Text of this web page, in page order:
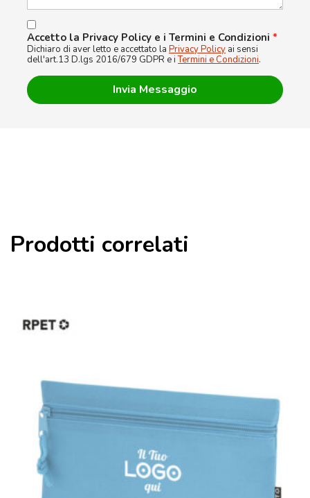
Accetto la Privacy Policy e i Termini e Condizioni *
Dichiaro di aver letto e accettato la Privacy Policy ai sensi
dell'art.13 D.lgs 2016/679 GDPR e iTermini e Condizioni.
Prodotti correlati